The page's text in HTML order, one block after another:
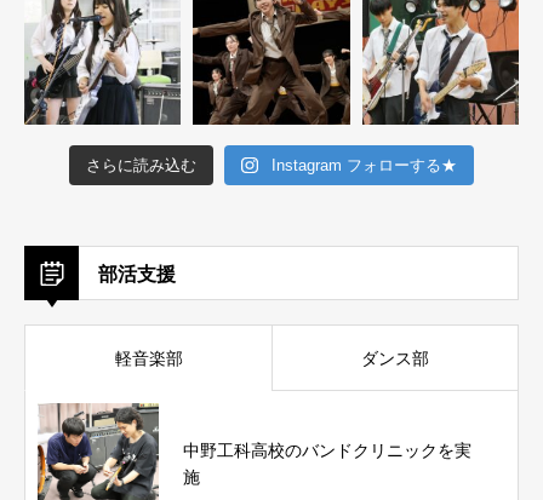
さらに読み込む Instagram フォローする★
部活支援
軽音楽部 ダンス部
中野工科高校のバンドクリニックを実
施